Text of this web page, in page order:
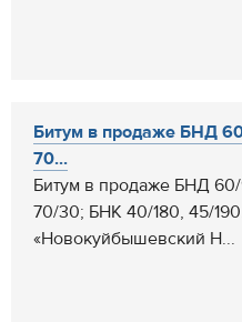
Битум в продаже БНД
70...
Битум в продаже БНД
70/30; БНК 40/180, 45/
«Новокуйбышевский Н...